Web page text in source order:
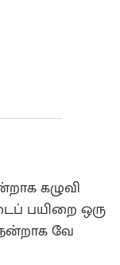
கழுவி
பயிறை ஒரு
வே